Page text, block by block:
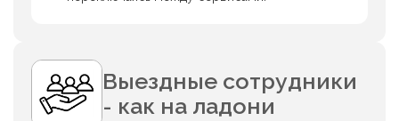
Выездные сотрудники
- как на ладони